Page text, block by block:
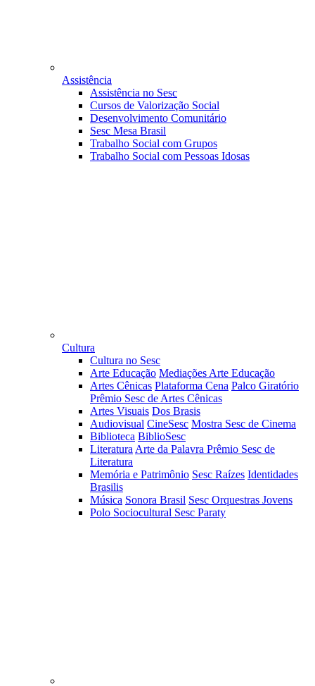
Assistência
Assistência no Sesc
Cursos de Valorização Social
Desenvolvimento Comunitário
Sesc Mesa Brasil
Trabalho Social com Grupos
Trabalho Social com Pessoas Idosas
Cultura
Cultura no Sesc
Arte Educação Mediações Arte Educação
Artes Cênicas Plataforma Cena Palco Giratório
Prêmio Sesc de Artes Cênicas
Artes Visuais Dos Brasis
Audiovisual CineSesc Mostra Sesc de Cinema
Biblioteca BiblioSesc
Literatura Arte da Palavra Prêmio Sesc de
Literatura
Memória e Patrimônio Sesc Raízes Identidades
Brasilis
Música Sonora Brasil Sesc Orquestras Jovens
Polo Sociocultural Sesc Paraty